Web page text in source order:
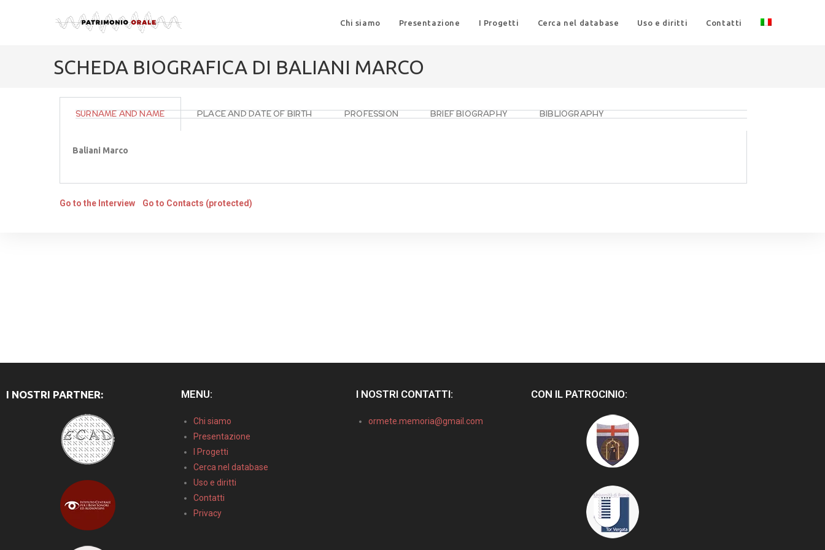
Chi siamo Presentazione I Progetti Cerca nel database Uso e diritti Contatti
SCHEDA BIOGRAFICA DI BALIANI MARCO
SURNAME AND NAME PLACE AND DATE OF BIRTH PROFESSION BRIEF BIOGRAPHY BIBLIOGRAPHY
Baliani Marco
Go to the Interview Go to Contacts (protected)
I NOSTRI PARTNER: MENU:
Chi siamo
Presentazione
I Progetti
Cerca nel database
Uso e diritti
Contatti
Privacy
I NOSTRI CONTATTI:
ormete.memoria@gmail.com
CON IL PATROCINIO: